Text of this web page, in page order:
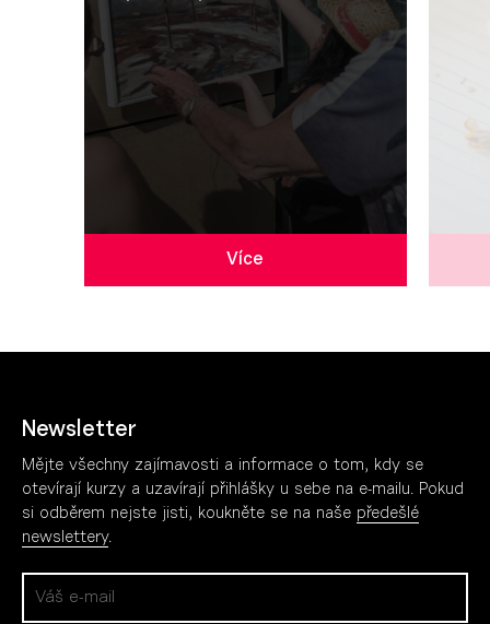
Více
Newsletter
Mějte všechny zajímavosti a informace o tom, kdy se
otevírají kurzy a uzavírají přihlášky u sebe na e-mailu. Pokud
si odběrem nejste jisti, koukněte se na naše předešlé
newslettery.